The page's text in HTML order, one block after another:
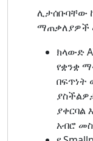
ሊታሰቡባቸው
ማጠቃለያዎች
ክላውድ
የቋንቋ
በፍጥነት
ያቀርባል
አብሮ